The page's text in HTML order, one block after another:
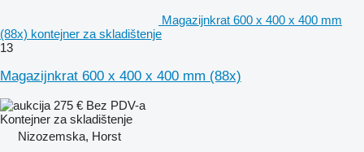
Magazijnkrat 600 x 400 x 400 mm
(88x) kontejner za skladištenje
13
Magazijnkrat 600 x 400 x 400 mm (88x)
275 € Bez PDV-a
Kontejner za skladištenje
Nizozemska, Horst